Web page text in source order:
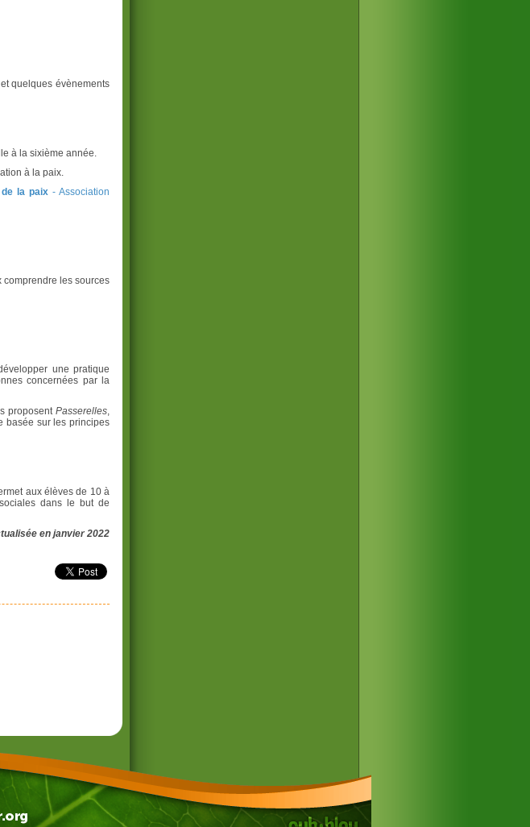
quelques évènements
à la sixième année.
à la paix.
la paix- Association
les sources
une pratique
concernées par la
proposentPasserelles,
basée sur les principes
aux élèves de 10 à
dans le but de
en janvier 2022